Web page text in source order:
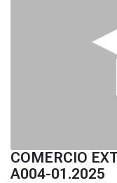
COMERCIO
A004-01.2025